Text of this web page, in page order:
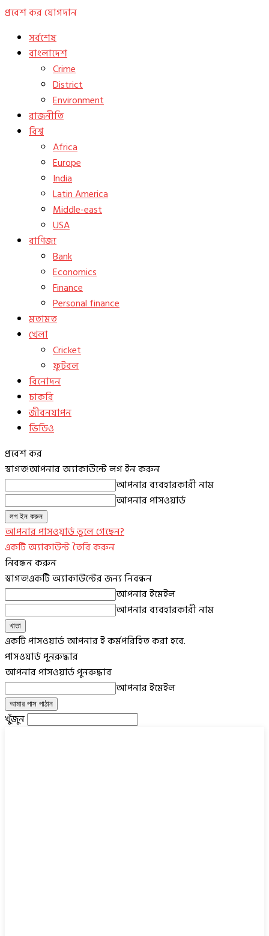
প্রবেশ করযোগদান
সর্বশেষ
বাংলাদেশ
Crime
District
Environment
রাজনীতি
বিশ্ব
Africa
Europe
India
Latin America
Middle-east
USA
বাণিজ্য
Bank
Economics
Finance
Personal finance
মতামত
খেলা
Cricket
ফুটবল
বিনোদন
চাকরি
জীবনযাপন
ভিডিও
প্রবেশ কর
স্বাগত!আপনার অ্যাকাউন্টে লগ ইন করুন
আপনার ব্যবহারকারী নাম
আপনার পাসওয়ার্ড
আপনার পাসওয়ার্ড ভুলে গেছেন?
একটি অ্যাকাউন্ট তৈরি করুন
নিবন্ধন করুন
স্বাগত!একটি অ্যাকাউন্টের জন্য নিবন্ধন
আপনার ইমেইল
আপনার ব্যবহারকারী নাম
একটি পাসওয়ার্ড আপনার ই কর্মপরিহিত করা হবে.
পাসওয়ার্ড পুনরুদ্ধার
আপনার পাসওয়ার্ড পুনরুদ্ধার
আপনার ইমেইল
খুঁজুন